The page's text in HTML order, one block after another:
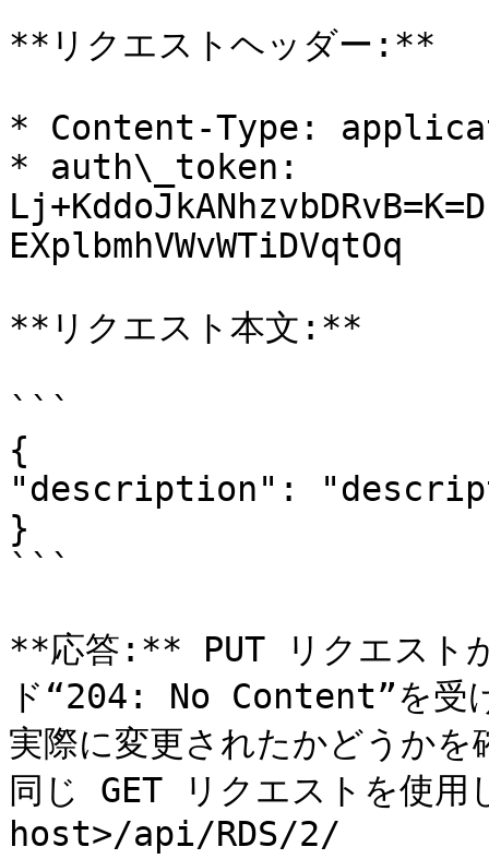
**リクエストヘッダー:**
* Content-Type:
* auth\_token:
EXplbmhVWvWTiDVqtOq
**リクエスト本文:**
```
{
"description":
}
```
**応答:** PUT リクエスト
ド“204: No Content”を受
実際に変更されたかどうか
同じ GET リクエストを
host>/api/RDS/2/